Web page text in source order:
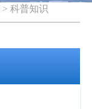
> 科普知识